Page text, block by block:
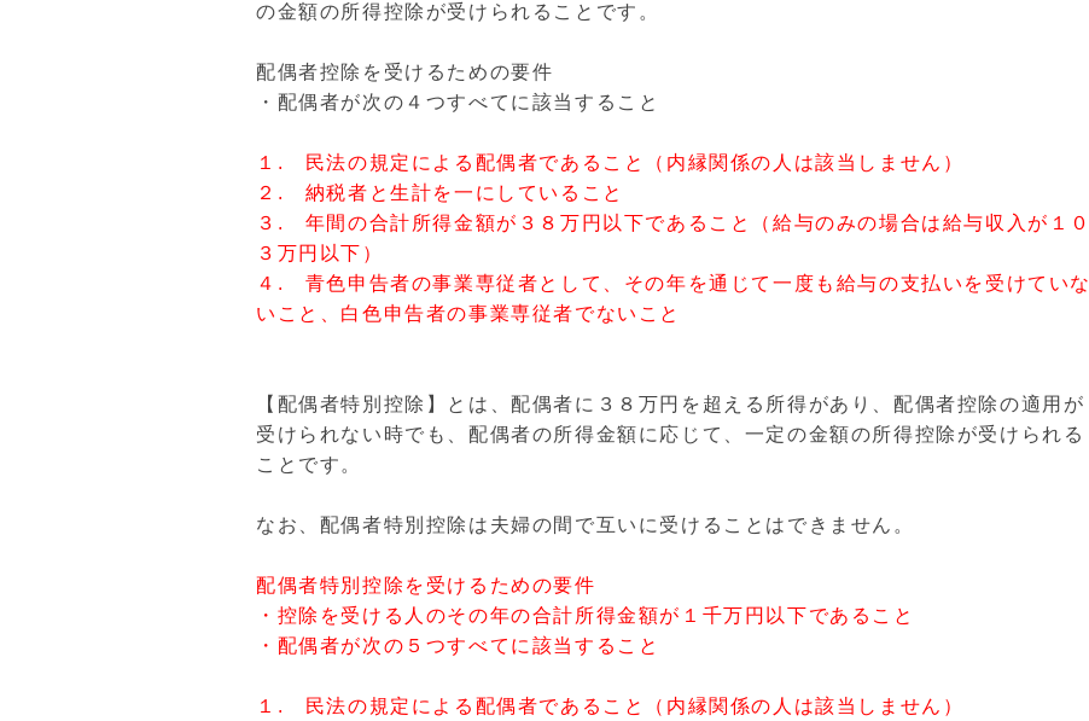
の金額の所得控除が受けられることです。
配偶者控除を受けるための要件
・配偶者が次の４つすべてに該当すること
１. 民法の規定による配偶者であること（内縁関係の人は該当しません）
２. 納税者と生計を一にしていること
３. 年間の合計所得金額が３８万円以下であること（給与のみの場合は給与収入が１０
３万円以下）
４. 青色申告者の事業専従者として、その年を通じて一度も給与の支払いを受けていな
いこと、白色申告者の事業専従者でないこと
【配偶者特別控除】とは、配偶者に３８万円を超える所得があり、配偶者控除の適用が
受けられない時でも、配偶者の所得金額に応じて、一定の金額の所得控除が受けられる
ことです。
なお、配偶者特別控除は夫婦の間で互いに受けることはできません。
配偶者特別控除を受けるための要件
・控除を受ける人のその年の合計所得金額が１千万円以下であること
・配偶者が次の５つすべてに該当すること
１. 民法の規定による配偶者であること（内縁関係の人は該当しません）